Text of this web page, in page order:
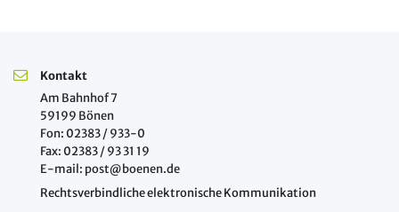
Kontakt
Am Bahnhof 7
59199 Bönen
Fon: 02383 / 933-0
Fax: 02383 / 93 31 19
E-mail: post@boenen.de
Rechtsverbindliche elektronische Kommunikation